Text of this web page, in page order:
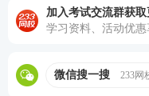
历年真题>>历年教师
在线题库>>
年真题
加入考试交流群获取
学习资料、活动优
微信搜一搜 233网